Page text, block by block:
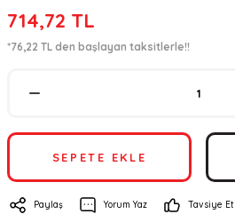
714,72 TL
*76,22 TL den başlayan taksitlerle!!
SEPETE EKLE
Paylaş Yorum Yaz Tavsiye Et